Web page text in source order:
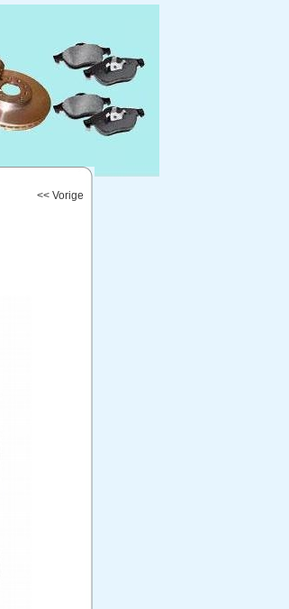
<< Vorige